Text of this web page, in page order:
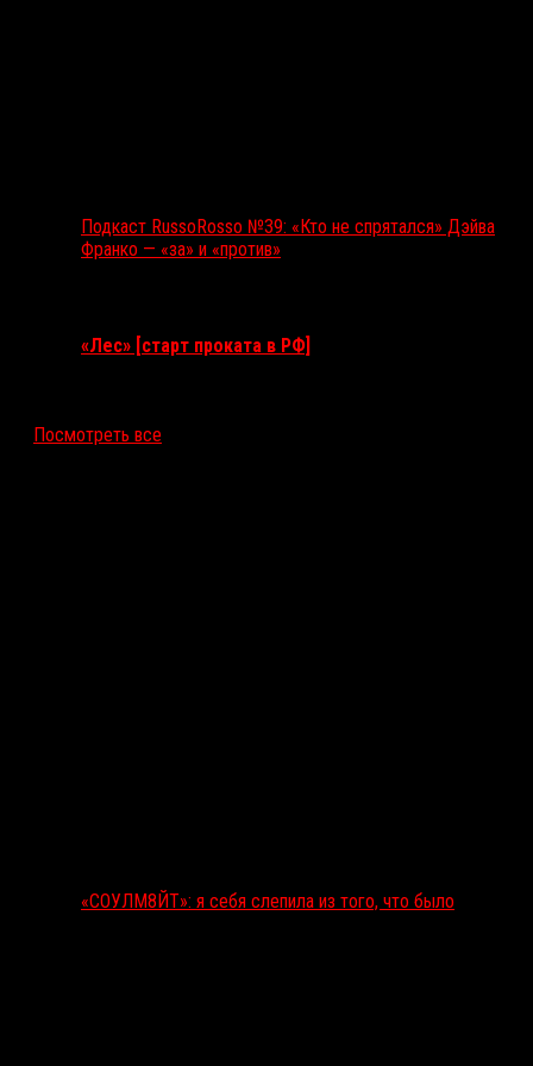
Подкаст RussoRosso №39: «Кто не спрятался» Дэйва
Франко — «за» и «против»
«Лес» [старт проката в РФ]
Посмотреть все
«СОУЛМ8ЙТ»: я себя слепила из того, что было